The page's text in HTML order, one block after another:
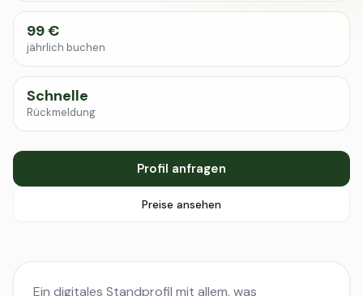
99 €
jährlich buchen
Schnelle
Rückmeldung
Profil anfragen
Preise ansehen
Ein digitales Standprofil mit allem, was